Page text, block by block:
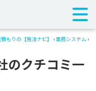
もりの【発注ナビ】 › 業務システム ›
のクチコミ一